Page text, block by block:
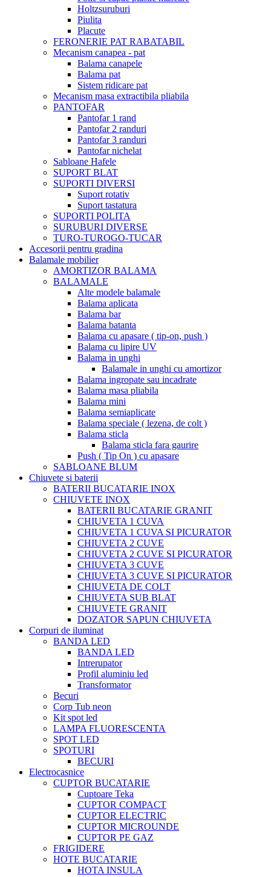
Holtzsuruburi
Piulita
Placute
FERONERIE PAT RABATABIL
Mecanism canapea - pat
Balama canapele
Balama pat
Sistem ridicare pat
Mecanism masa extractibila pliabila
PANTOFAR
Pantofar 1 rand
Pantofar 2 randuri
Pantofar 3 randuri
Pantofar nichelat
Sabloane Hafele
SUPORT BLAT
SUPORTI DIVERSI
Suport rotativ
Suport tastatura
SUPORTI POLITA
SURUBURI DIVERSE
TURO-TUROGO-TUCAR
Accesorii pentru gradina
Balamale mobilier
AMORTIZOR BALAMA
BALAMALE
Alte modele balamale
Balama aplicata
Balama bar
Balama batanta
Balama cu apasare ( tip-on, push )
Balama cu lipire UV
Balama in unghi
Balamale in unghi cu amortizor
Balama ingropate sau incadrate
Balama masa pliabila
Balama mini
Balama semiaplicate
Balama speciale ( lezena, de colt )
Balama sticla
Balama sticla fara gaurire
Push ( Tip On ) cu apasare
SABLOANE BLUM
Chiuvete si baterii
BATERII BUCATARIE INOX
CHIUVETE INOX
BATERII BUCATARIE GRANIT
CHIUVETA 1 CUVA
CHIUVETA 1 CUVA SI PICURATOR
CHIUVETA 2 CUVE
CHIUVETA 2 CUVE SI PICURATOR
CHIUVETA 3 CUVE
CHIUVETA 3 CUVE SI PICURATOR
CHIUVETA DE COLT
CHIUVETA SUB BLAT
CHIUVETE GRANIT
DOZATOR SAPUN CHIUVETA
Corpuri de iluminat
BANDA LED
BANDA LED
Intrerupator
Profil aluminiu led
Transformator
Becuri
Corp Tub neon
Kit spot led
LAMPA FLUORESCENTA
SPOT LED
SPOTURI
BECURI
Electrocasnice
CUPTOR BUCATARIE
Cuptoare Teka
CUPTOR COMPACT
CUPTOR ELECTRIC
CUPTOR MICROUNDE
CUPTOR PE GAZ
FRIGIDERE
HOTE BUCATARIE
HOTA INSULA